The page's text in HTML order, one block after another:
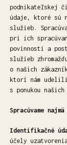
podnikateľskej
údaje, ktoré sú
služieb.
pri ich
povinnosti a
služieb
o našich
ktorí nám
s ponukou
Spracúvame
Identifikačné
účely